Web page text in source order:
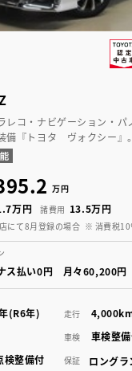
レコ・ナビゲーション・パ
備『トヨタ ヴォクシー』。
万円
万円 諸費用 13.5万円
にて8月登録の場合 ※ 消費税10
ス払い0円 月々60,200円
(R6年) 走行
車検 車検整
検整備付 保証 ロング